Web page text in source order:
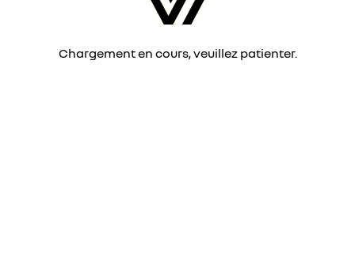
Chargement en cours, veuillez patienter.